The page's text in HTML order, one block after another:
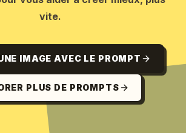
vite.
IMAGE AVEC LE PROMPT
PLUS DE PROMPTS